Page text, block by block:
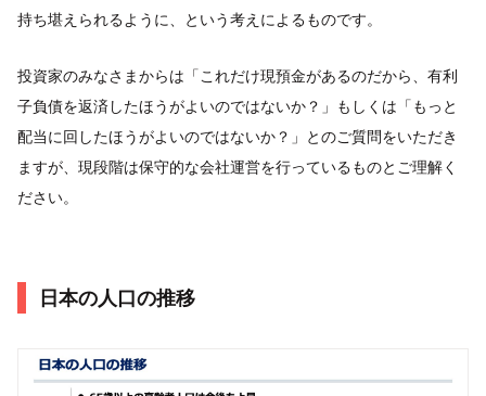
持ち堪えられるように、という考えによるものです。
投資家のみなさまからは「これだけ現預金があるのだから、有利
子負債を返済したほうがよいのではないか？」もしくは「もっと
配当に回したほうがよいのではないか？」とのご質問をいただき
ますが、現段階は保守的な会社運営を行っているものとご理解く
ださい。
日本の人口の推移